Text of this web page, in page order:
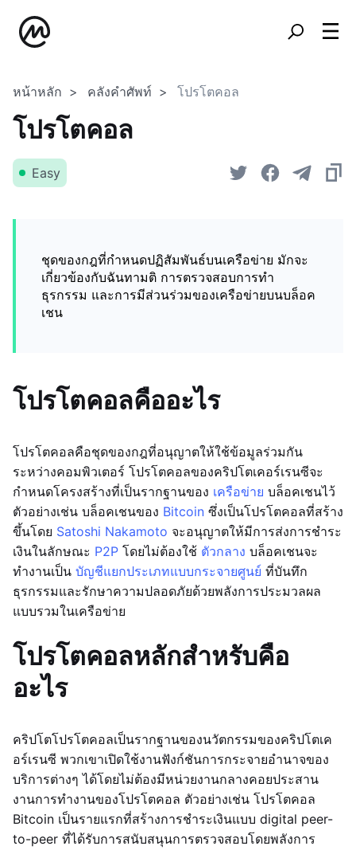
หน้าหลัก คลังคำศัพท์ โปรโตคอล
โปรโตคอล
Easy
ชุดของกฎที่กำหนดปฏิสัมพันธ์บนเครือข่าย มักจะ
เกี่ยวข้องกับฉันทามติ การตรวจสอบการทำ
ธุรกรรม และการมีส่วนร่วมของเครือข่ายบนบล็อค
เชน
โปรโตคอลคืออะไร
โปรโตคอลคือชุดของกฎที่อนุญาตให้ใช้ข้อมูลร่วมกัน
ระหว่างคอมพิวเตอร์ โปรโตคอลของคริปโตเคอร์เรนซีจะ
กำหนดโครงสร้างที่เป็นรากฐานของ เครือข่าย บล็อคเชนไว้
ตัวอย่างเช่น บล็อคเชนของ Bitcoin ซึ่งเป็นโปรโตคอลที่สร้าง
ขึ้นโดย Satoshi Nakamoto จะอนุญาตให้มีการส่งการชำระ
เงินในลักษณะ P2P โดยไม่ต้องใช้ ตัวกลาง บล็อคเชนจะ
ทำงานเป็น บัญชีแยกประเภทแบบกระจายศูนย์ ที่บันทึก
ธุรกรรมและรักษาความปลอดภัยด้วยพลังการประมวลผล
แบบรวมในเครือข่าย
โปรโตคอลหลักสำหรับคือ
อะไร
คริปโตโปรโตคอลเป็นรากฐานของนวัตกรรมของคริปโตเค
อร์เรนซี พวกเขาเปิดใช้งานฟังก์ชันการกระจายอำนาจของ
บริการต่างๆ ได้โดยไม่ต้องมีหน่วยงานกลางคอยประสาน
งานการทำงานของโปรโตคอล ตัวอย่างเช่น โปรโตคอล
Bitcoin เป็นรายแรกที่สร้างการชำระเงินแบบ digital peer-
to-peer ที่ได้รับการสนับสนุนการตรวจสอบโดยพลังการ